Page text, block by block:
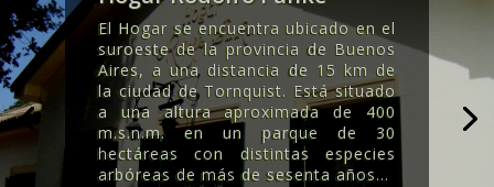
El Hogar se encuentra ubicado en el
suroeste de la provincia de Buenos
Aires, a una distancia de 15 km de
la ciudad de Tornquist. Está situado
a una altura aproximada de 400
m.s.n.m. en un parque de 30
hectáreas con distintas especies
arbóreas de más de sesenta años...